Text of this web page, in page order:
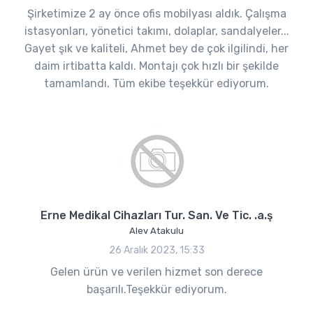
Şirketimize 2 ay önce ofis mobilyası aldık. Çalışma
istasyonları, yönetici takımı, dolaplar, sandalyeler...
Gayet şık ve kaliteli, Ahmet bey de çok ilgilindi, her
daim irtibatta kaldı. Montajı çok hızlı bir şekilde
tamamlandı. Tüm ekibe teşekkür ediyorum.
Erne Medikal Cihazları Tur. San. Ve Tic. .a.ş
Alev Atakulu
26 Aralık 2023, 15:33
Gelen ürün ve verilen hizmet son derece
başarılı.Teşekkür ediyorum.